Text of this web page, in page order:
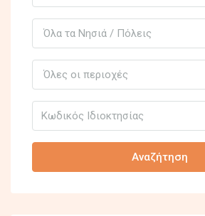
Όλα τα Νησιά / Πόλεις
Όλες οι περιοχές
Αναζήτηση